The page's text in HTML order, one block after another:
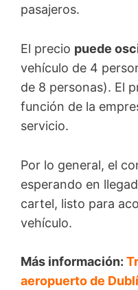
pasajeros.
El precio puede
vehículo de 4
de 8 personas). El
función de la
servicio.
Por lo general, el
esperando en
cartel, listo para
vehículo.
Más información:
aeropuerto de